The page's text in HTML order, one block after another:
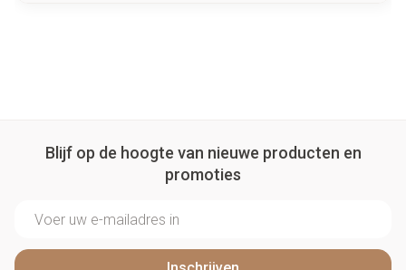
Blijf op de hoogte van nieuwe producten en
promoties